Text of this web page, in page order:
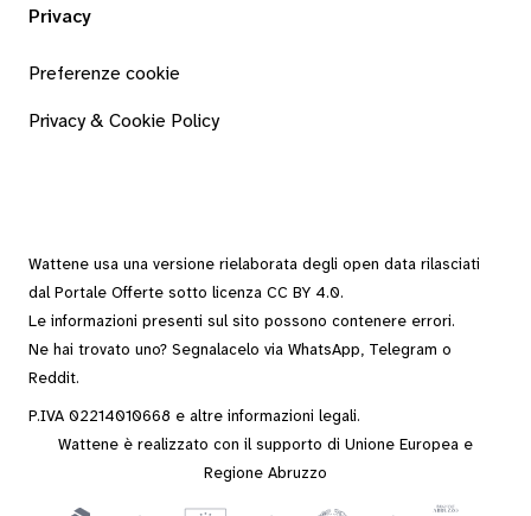
Privacy
Preferenze cookie
Privacy & Cookie Policy
Wattene usa una versione rielaborata degli open data rilasciati
dal Portale Offerte sotto licenza CC BY 4.0.
Le informazioni presenti sul sito possono contenere errori.
Ne hai trovato uno? Segnalacelo via WhatsApp, Telegram o
Reddit.
P.IVA 02214010668 e altre informazioni legali.
Wattene è realizzato con il supporto di Unione Europea e
Regione Abruzzo